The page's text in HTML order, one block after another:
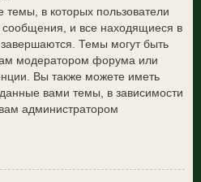
в которых пользователи
сообщения, и все находящиеся в
Темы могут быть
модератором форума или
Вы также можете иметь
вами темы, в зависимости
администратором